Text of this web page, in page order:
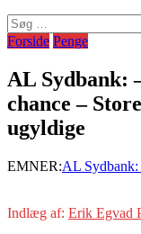
Søg
efter:
Forside Penge
AL Sydbank:
chance –
ugyldige
EMNER:AL Sydbank:
Indlæg af: Erik Egvad